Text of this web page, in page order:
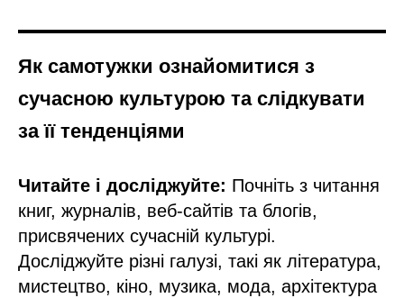
Як самотужки ознайомитися з
сучасною культурою та слідкувати
за її тенденціями
Читайте і досліджуйте: Почніть з читання
книг, журналів, веб-сайтів та блогів,
присвячених сучасній культурі.
Досліджуйте різні галузі, такі як література,
мистецтво, кіно, музика, мода, архітектура